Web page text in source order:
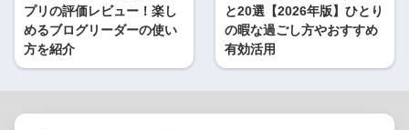
プリの評価レビュー！楽し
めるブログリーダーの使い
方を紹介
と20選【2026年版】ひとり
の暇な過ごし方やおすすめ
有効活用